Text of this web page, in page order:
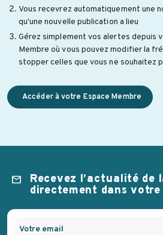
Vous recevrez automatiquement une
qu'une nouvelle publication a lieu
Gérez simplement vos alertes depuis
Membre où vous pouvez modifier la
stopper celles que vous ne souhaitez
Accéder à votre Espace Membre
mail
Recevez l’actualité de
directement dans